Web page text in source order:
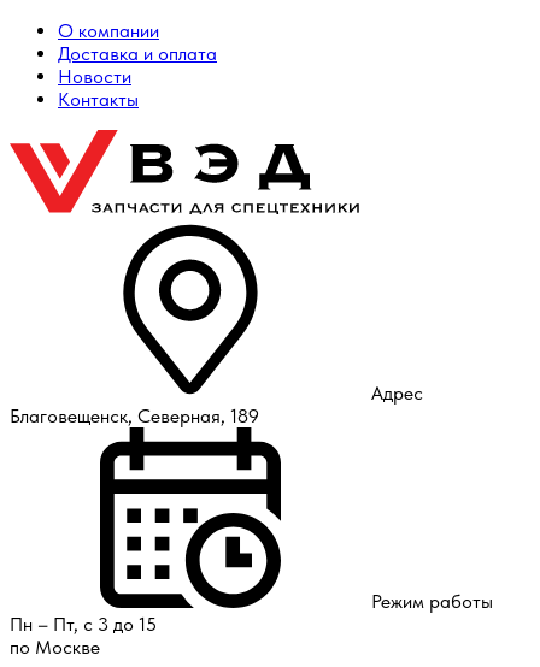
О компании
Доставка и оплата
Новости
Контакты
Адрес
Благовещенск, Северная, 189
Режим работы
Пн – Пт, с 3 до 15
по Москве